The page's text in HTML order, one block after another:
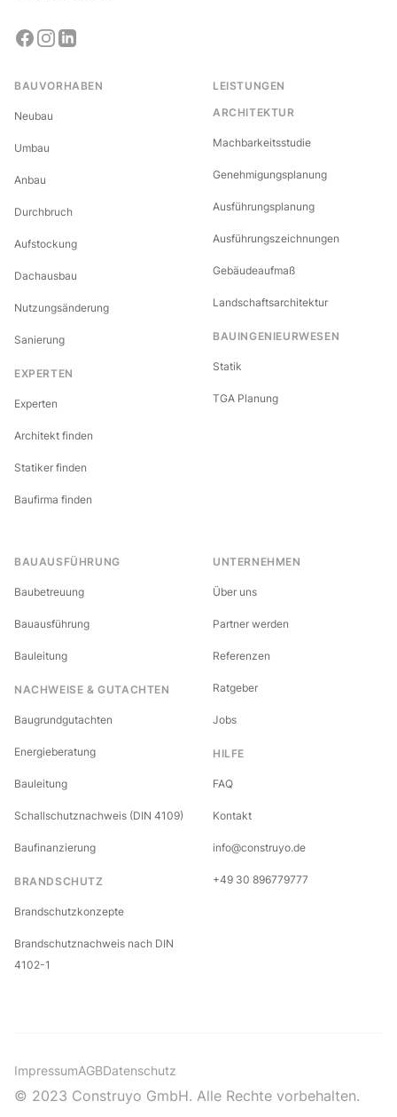
BAUVORHABEN
Neubau
Umbau
Anbau
Durchbruch
Aufstockung
Dachausbau
Nutzungsänderung
Sanierung
EXPERTEN
Experten
Architekt finden
Statiker finden
Baufirma finden
LEISTUNGEN
ARCHITEKTUR
Machbarkeitsstudie
Genehmigungsplanung
Ausführungsplanung
Ausführungszeichnungen
Gebäudeaufmaß
Landschaftsarchitektur
BAUINGENIEURWESEN
Statik
TGA Planung
BAUAUSFÜHRUNG
Baubetreuung
Bauausführung
Bauleitung
NACHWEISE & GUTACHTEN
Baugrundgutachten
Energieberatung
Bauleitung
Schallschutznachweis (DIN 4109)
Baufinanzierung
BRANDSCHUTZ
Brandschutzkonzepte
Brandschutznachweis nach DIN
4102-1
UNTERNEHMEN
Über uns
Partner werden
Referenzen
Ratgeber
Jobs
HILFE
FAQ
Kontakt
info@construyo.de
+49 30 896779777
ImpressumAGBDatenschutz
© 2023 Construyo GmbH. Alle Rechte vorbehalten.